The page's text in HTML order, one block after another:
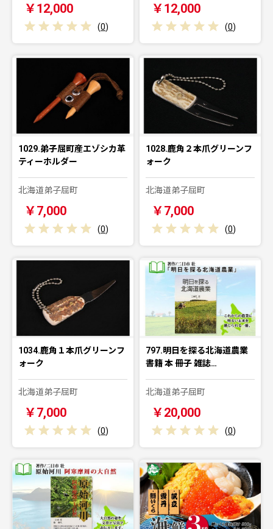
￥12,000
(0)
￥12,000
(0)
1029.弟子屈町産エゾシカ革
ティーホルダー
北海道弟子屈町
￥7,000
(0)
1028.鹿角２本爪グリーンフ
ォーク
北海道弟子屈町
￥7,000
(0)
1034.鹿角１本爪グリーンフ
ォーク
北海道弟子屈町
￥7,000
(0)
797.明日を探る北海道農業
書籍 本 冊子 雑誌…
北海道弟子屈町
￥20,000
(0)